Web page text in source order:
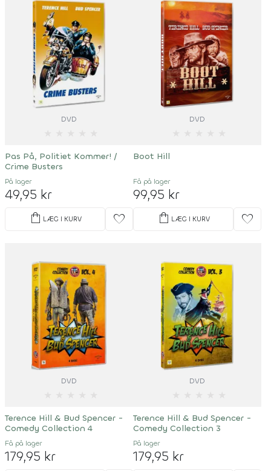
DVD
Pas På, Politiet Kommer! /
Crime Busters
På lager
49,95 kr
shopping_bag LÆG I KURV favorite
DVD
Boot Hill
Få på lager
99,95 kr
shopping_bag LÆG I KURV favorite
DVD
Terence Hill & Bud Spencer -
Comedy Collection 4
Få på lager
179,95 kr
DVD
Terence Hill & Bud Spencer -
Comedy Collection 3
På lager
179,95 kr